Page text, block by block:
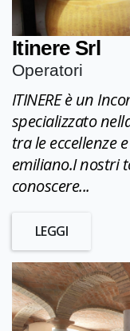
Itinere Srl
Operatori
ITINERE è un
specializzato
tra le eccellenze
emiliano.I nostri
conoscere...
LEGGI